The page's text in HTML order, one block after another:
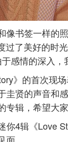
像书签一样的
过了美好的时
感情的深入，
》的首次现
圭贤的声音和
辑，希望大家
你4辑《Love